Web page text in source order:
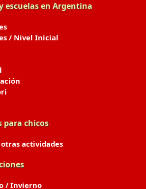
escuelas en Argentina
/ Nivel Inicial
para chicos
actividades
/ Invierno